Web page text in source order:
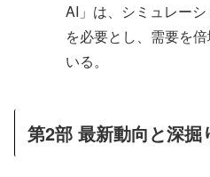
AI」は、シミュレー
を必要とし、需要を
いる。
第2部 最新動向と深掘